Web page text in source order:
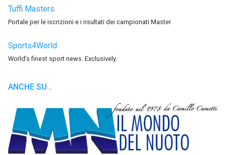
Tuffi Masters
Portale per le iscrizioni e i risultati dei campionati Master
Sports4World
World’s finest sport news. Exclusively.
ANCHE SU…